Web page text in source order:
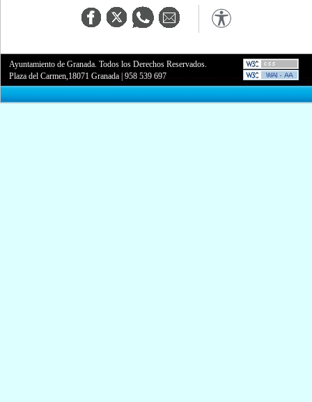
Ayuntamiento de Granada. Todos los Derechos Reservados.
Plaza del Carmen,18071 Granada |958 539 697